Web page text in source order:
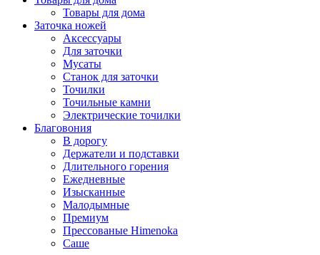
Товары для дома
Заточка ножей
Аксессуары
Для заточки
Мусаты
Станок для заточки
Точилки
Точильные камни
Электрические точилки
Благовония
В дорогу
Держатели и подставки
Длительного горения
Ежедневные
Изысканные
Малодымные
Премиум
Прессованые Himenoka
Саше